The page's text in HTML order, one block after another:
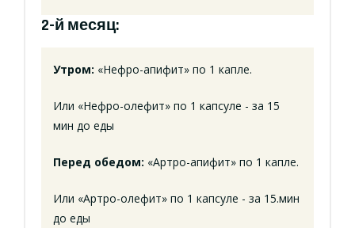
2-й месяц:
Утром: «Нефро-апифит» по 1 капле.
Или «Нефро-олефит» по 1 капсуле - за 15
мин до еды
Перед обедом: «Артро-апифит» по 1 капле.
Или «Артро-олефит» по 1 капсуле - за 15.мин
до еды